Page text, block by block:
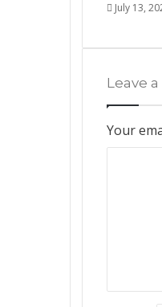
July 13,
Leave
Your